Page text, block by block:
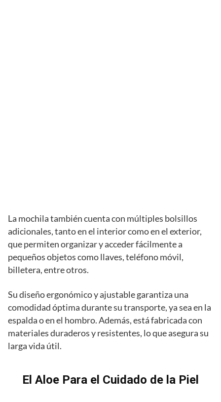
La mochila también cuenta con múltiples bolsillos
adicionales, tanto en el interior como en el exterior,
que permiten organizar y acceder fácilmente a
pequeños objetos como llaves, teléfono móvil,
billetera, entre otros.
Su diseño ergonómico y ajustable garantiza una
comodidad óptima durante su transporte, ya sea en la
espalda o en el hombro. Además, está fabricada con
materiales duraderos y resistentes, lo que asegura su
larga vida útil.
El Aloe Para el Cuidado de la Piel